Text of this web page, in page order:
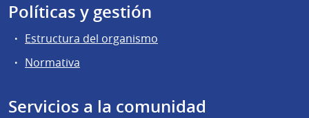
Políticas y gestión
Estructura del organismo
Normativa
Servicios a la comunidad